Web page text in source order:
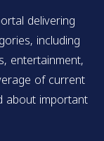
delivering
including
entertainment,
of current
about important